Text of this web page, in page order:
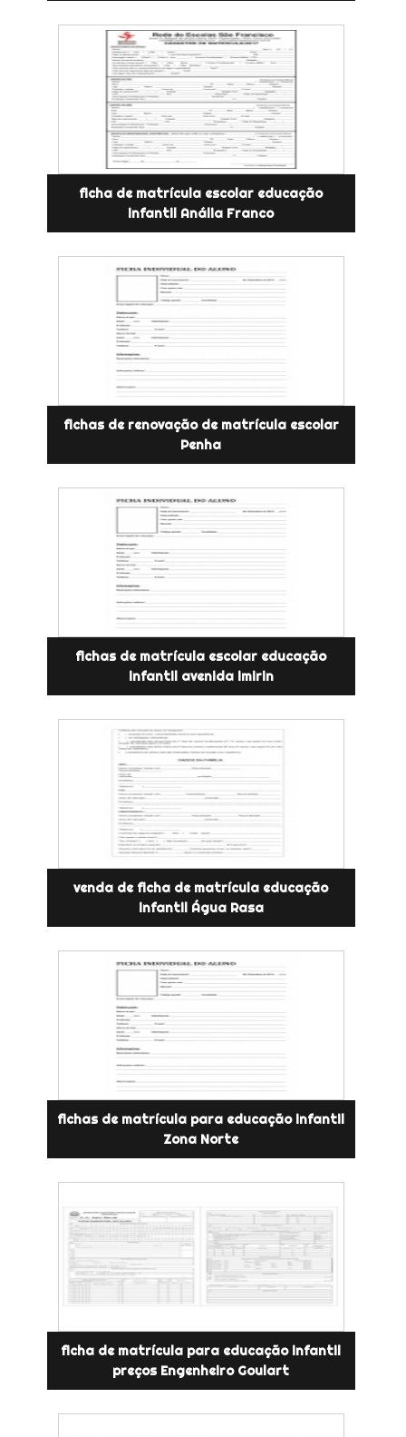
ficha de matrícula escolar educação
infantil Anália Franco
fichas de renovação de matrícula escolar
Penha
fichas de matrícula escolar educação
infantil avenida imirin
venda de ficha de matrícula educação
infantil Água Rasa
fichas de matrícula para educação infantil
Zona Norte
ficha de matrícula para educação infantil
preços Engenheiro Goulart